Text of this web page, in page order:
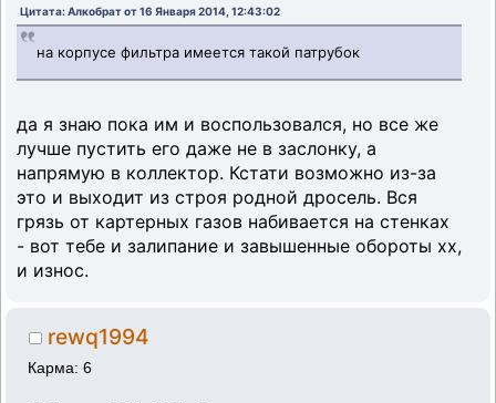
Цитата: Алкобрат от 16 Января 2014, 12:43:02
на корпусе фильтра имеется такой патрубок
да я знаю пока им и воспользовался, но все же
лучше пустить его даже не в заслонку, а
напрямую в коллектор. Кстати возможно из-за
это и выходит из строя родной дросель. Вся
грязь от картерных газов набивается на стенках
- вот тебе и залипание и завышенные обороты хх,
и износ.
rewq1994
Карма: 6